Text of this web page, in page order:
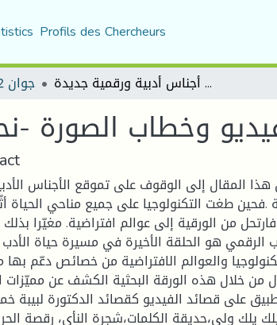
Profils des Chercheurs
جوان 2022 قصائد الفيديو وخطاب الصورة -نحو أجناس أدبية ورقمية جديدة
وخطاب الصورة -
المقال إلى الوقوف على تموقع الأجناس
.فحين طغت التكنولوجيا على جميع مناحي الحياة
من الورقية إلى عوالم افتراضية. مغيّرا
الرقمي هو الحلقة الأخيرة في مسيرة حياة
والعوالم الافتراضية من خصائص دعّم بها
من خلال هذه الورقة البحثية الكشف عن
على قصائد الفيديو كقصائد الدكتورة لبيبة
يلك ولي،حديقة الكلمات،شجرة النأي، رقصة